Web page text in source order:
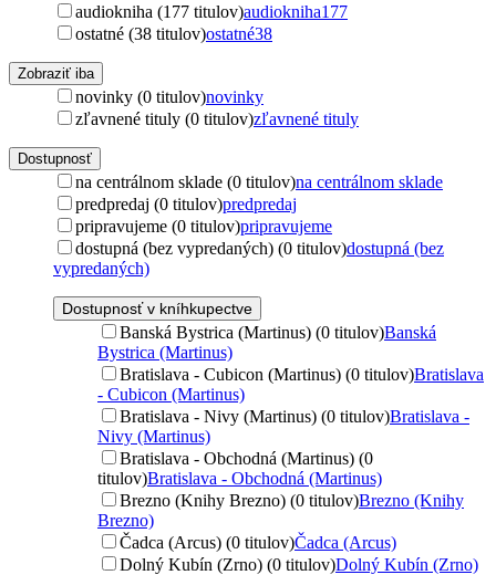
audiokniha (177 titulov)audiokniha177
ostatné (38 titulov)ostatné38
Zobraziť iba
novinky (0 titulov)novinky
zľavnené tituly (0 titulov)zľavnené tituly
Dostupnosť
na centrálnom sklade (0 titulov)na centrálnom sklade
predpredaj (0 titulov)predpredaj
pripravujeme (0 titulov)pripravujeme
dostupná (bez vypredaných) (0 titulov)dostupná (bez
vypredaných)
Dostupnosť v kníhkupectve
Banská Bystrica (Martinus) (0 titulov)Banská
Bystrica (Martinus)
Bratislava - Cubicon (Martinus) (0 titulov)Bratislava
- Cubicon (Martinus)
Bratislava - Nivy (Martinus) (0 titulov)Bratislava -
Nivy (Martinus)
Bratislava - Obchodná (Martinus) (0
titulov)Bratislava - Obchodná (Martinus)
Brezno (Knihy Brezno) (0 titulov)Brezno (Knihy
Brezno)
Čadca (Arcus) (0 titulov)Čadca (Arcus)
Dolný Kubín (Zrno) (0 titulov)Dolný Kubín (Zrno)